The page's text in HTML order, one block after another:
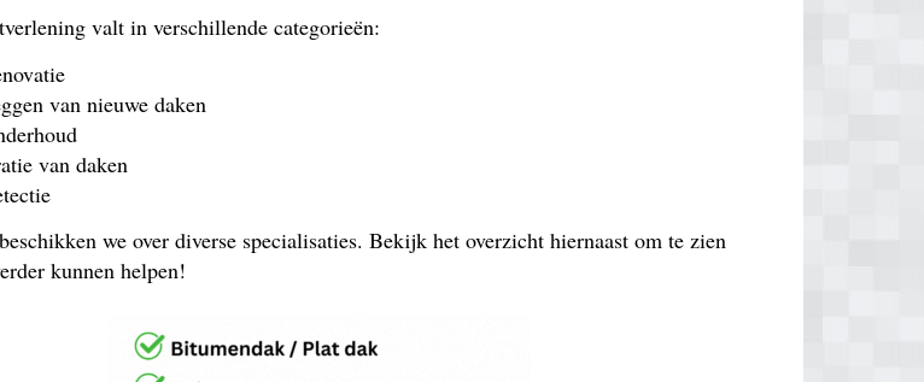
valt in verschillende categorieën:
van nieuwe daken
van daken
we over diverse specialisaties. Bekijk het overzicht hiernaast om te zien
kunnen helpen!